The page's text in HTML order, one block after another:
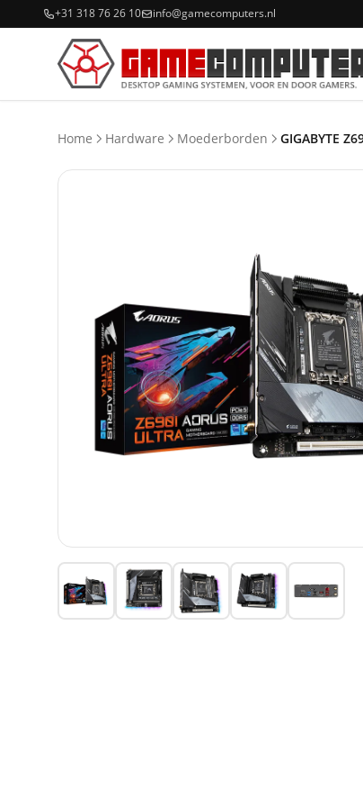
+31 318 76 26 10 info@gamecomputers.nl
Home Hardware Moederborden GIGABYTE